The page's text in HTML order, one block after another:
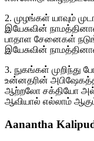
2. முழங்கள் யாவும்
இயேசுவின்
பாதாள சேனைகள்
இயேசுவின்
3. நுகங்கள் முறிந்து
உன்னதரின்
ஆற்றலோ சக்தியோ
ஆவியால் எல்லாம்
Aanantha